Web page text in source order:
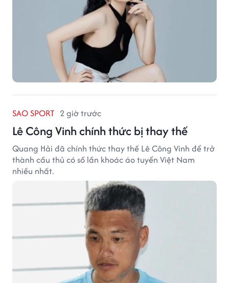
SAO SPORT 2 giờ trước
Lê Công Vinh chính thức bị thay thế
Quang Hải đã chính thức thay thế Lê Công Vinh để trở
thành cầu thủ có số lần khoác áo tuyển Việt Nam
nhiều nhất.